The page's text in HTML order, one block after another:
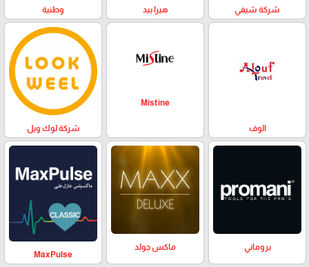
شركة شيفي هيرا بيد وطنية
الوف
Mistine
شركة لوك ويل
بروماني ماكس جولد
MaxPulse